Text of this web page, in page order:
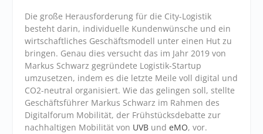
Die große Herausforderung für die City-Logistik
besteht darin, individuelle Kundenwünsche und ein
wirtschaftliches Geschäftsmodell unter einen Hut zu
bringen. Genau dies versucht das im Jahr 2019 von
Markus Schwarz gegründete Logistik-Startup
umzusetzen, indem es die letzte Meile voll digital und
CO2-neutral organisiert. Wie das gelingen soll, stellte
Geschäftsführer Markus Schwarz im Rahmen des
Digitalforum Mobilität, der Frühstücksdebatte zur
nachhaltigen Mobilität von UVB undeMO, vor.